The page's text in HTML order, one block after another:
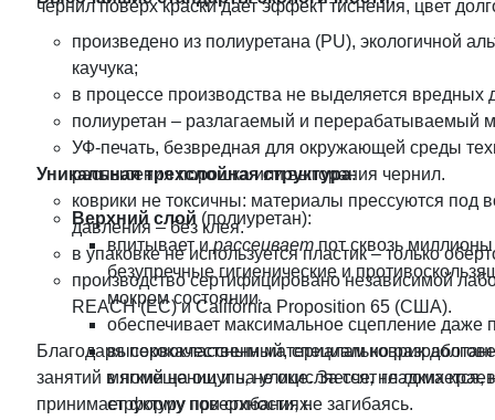
чернил поверх краски дает эффект тиснения, цвет
произведено из полиуретана (PU), экологичной
каучука;
в процессе производства не выделяется вредных
полиуретан – разлагаемый и перерабатываемый
УФ-печать, безвредная для окружающей среды
распыления порошка или выгорания чернил.
коврики не токсичны: материалы прессуются под
давления – без клея.
в упаковке не используется пластик – только
производство сертифицировано независимой
REACH (ЕС) и California Proposition 65 (США).
Уникальная трехслойная структура:
Верхний слой (полиуретан):
впитывает и рассеивает пот сквозь
безупречные гигиенические и
мокром состоянии.
обеспечивает максимальное сцепление даже
высококачественный, специально
мягкий на ощупь, не окисляется, не ломается,
структуру при сгибаниях.
Благодаря первоклассным материалам коврик
занятий в помещении и на улице. За счет гладких
принимает форму поверхности, не загибаясь.